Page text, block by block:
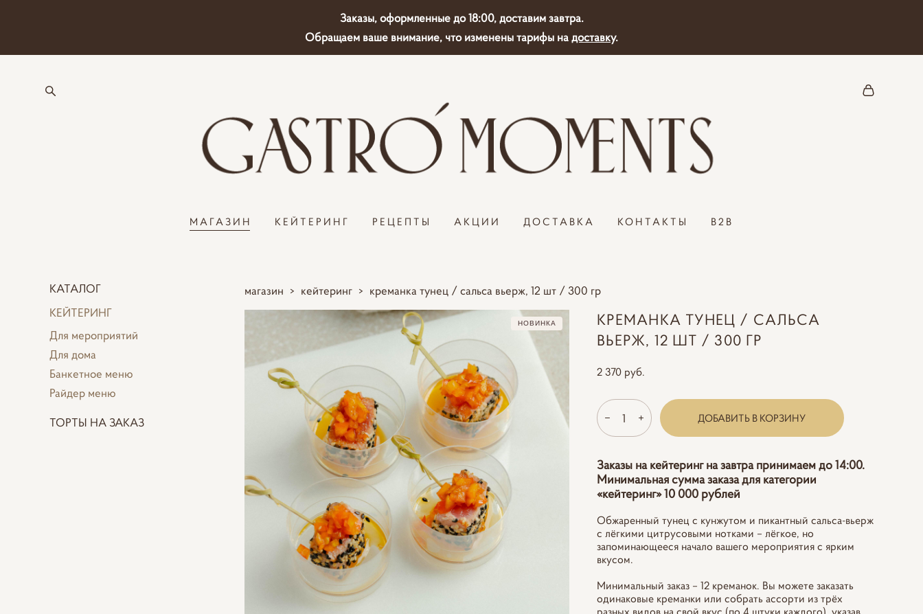
Заказы, оформленные до 18:00, доставим завтра.
Обращаем ваше внимание, что изменены тарифы надоставку.
МАГАЗИН КЕЙТЕРИНГ РЕЦЕПТЫ АКЦИИ ДОСТАВКА КОНТАКТЫ B2B
КАТАЛОГ
КЕЙТЕРИНГ
Для мероприятий
Для дома
Банкетное меню
Райдер меню
ТОРТЫ НА ЗАКАЗ
магазин > кейтеринг > креманка тунец / сальса вьерж, 12 шт / 300 гр
НОВИНКА
КРЕМАНКА ТУНЕЦ / САЛЬСА
ВЬЕРЖ, 12 ШТ / 300 ГР
2 370 pуб.
ДОБАВИТЬ В КОРЗИНУ
Заказы на кейтеринг на завтра принимаем до 14:00.
Минимальная сумма заказа для категории
«кейтеринг» 10 000 рублей
Обжаренный тунец с кунжутом и пикантный сальса-вьерж
с лёгкими цитрусовыми нотками – лёгкое, но
запоминающееся начало вашего мероприятия с ярким
вкусом.
Минимальный заказ – 12 креманок. Вы можете заказать
одинаковые креманки или собрать ассорти из трёх